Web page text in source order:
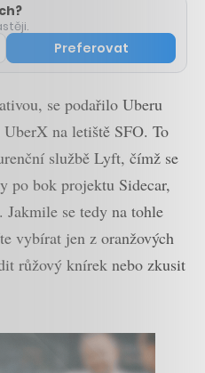
Preferovat
se podařilo Uberu
na letiště SFO. To
službě Lyft, čímž se
po bok projektu Sidecar,
se tedy na tohle
vybírat jen z oranžových
růžový knírek nebo zkusit